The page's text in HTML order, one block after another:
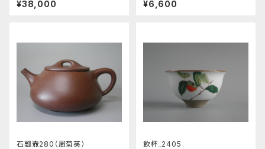
¥38,000 ¥6,600
石瓢壺280（周菊英） 飲杯_2405